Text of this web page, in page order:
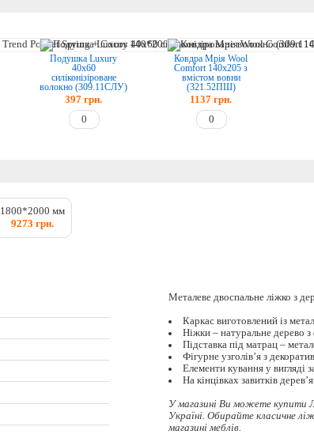
Подушка Luxury
40х60
силіконізіроване
волокно (309.11CЛУ)
397 грн.
Ковдра Мрія Wool
Comfort 140х205 з
вмістом вовни
(321.52ПШ)
1137 грн.
1800*2000 мм
9273 грн.
Металеве двоспальне ліжко з
Каркас виготовлений із
Ніжки – натуральне дерево
Підставка під матрац –
Фігурне узголів’я з
Елементи кування у вигляді
На кінцівках завитків
У магазині Ви можете купити
Україні. Обирайте класичне
магазині меблів.